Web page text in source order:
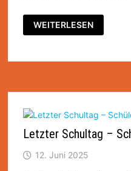
SICHERHEITSTRAINING
BUS
WEITERLESEN
Letzter Schultag –
12. Juni 2025